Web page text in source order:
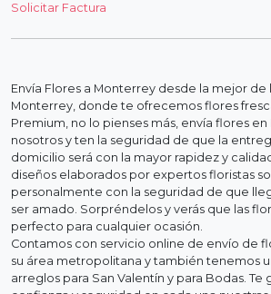
Solicitar Factura
Envía Flores a Monterrey desde la mejor de
Monterrey, donde te ofrecemos flores
Premium, no lo pienses más, envía flores
nosotros y ten la seguridad de que la
domicilio será con la mayor rapidez y
diseños elaborados por expertos floristas
personalmente con la seguridad de que
ser amado. Sorpréndelos y verás que las
perfecto para cualquier ocasión.
Contamos con servicio online de envío de
su área metropolitana y también tenemos
arreglos para San Valentín y para Bodas. Te